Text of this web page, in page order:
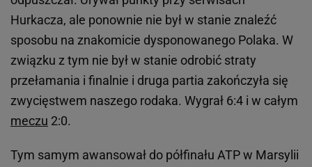
Hurkacza, ale ponownie nie był w stanie znaleźć
sposobu na znakomicie dysponowanego Polaka. W
związku z tym nie był w stanie odrobić straty
przełamania i finalnie i druga partia zakończyła się
zwycięstwem naszego rodaka. Wygrał 6:4 i w całym
meczu 2:0.
Tym samym awansował do półfinału ATP w Marsylii